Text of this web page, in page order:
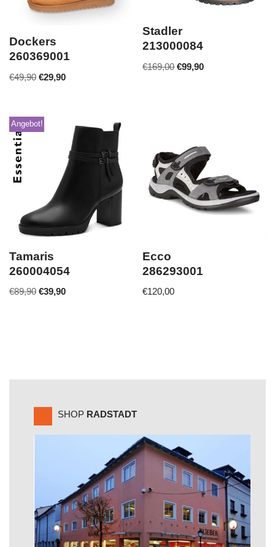
Dockers
260369001
€49,90 €29,90
Stadler
213000084
€169,00 €99,90
Angebot!
Tamaris
260004054
€89,90 €39,90
Ecco
286293001
€120,00
SHOP RADSTADT